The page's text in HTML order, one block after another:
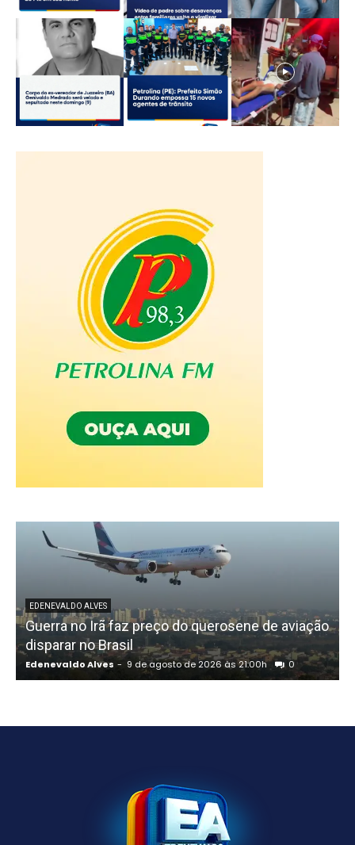
EDENEVALDO ALVES
Guerra no Irã faz preço do querosene de aviação
disparar no Brasil
Edenevaldo Alves - 9 de agosto de 2026 às 21:00h 0